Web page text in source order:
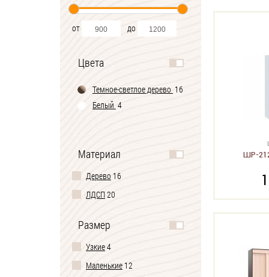
от до
Цвета
Темное-cветлое дерево 16
Белый 4
Материал
Дерево 16
ЛДСП20
Размер
Узкие4
Маленькие 12
ШР-